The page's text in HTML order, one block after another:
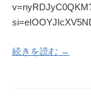
続きを読む →